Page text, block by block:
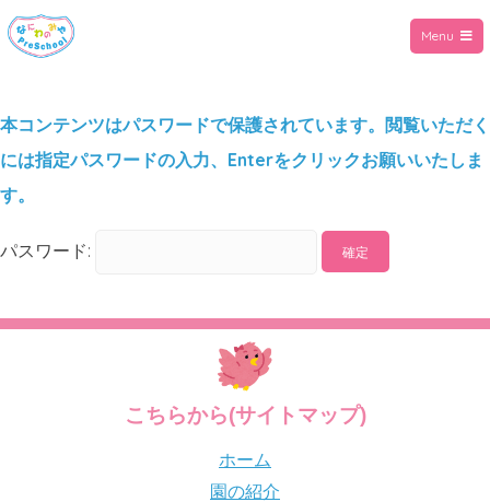
Menu
パスワード:
こちらから(サイトマップ)
ホーム
園の紹介